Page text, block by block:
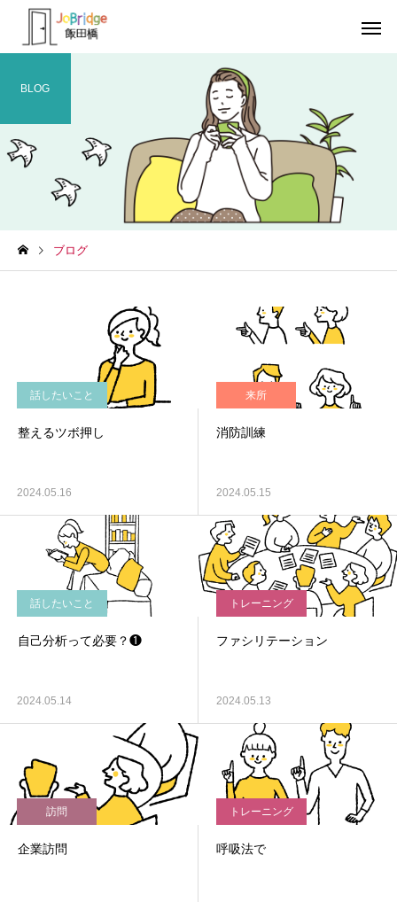
サービス案内 トレーニン
利用者の声 就労先・
トレーニング
働き続けるための土台
トレーニング
全力禁止のススメ
BLOG
ブログ
話したいこと
整えるツボ押し
2024.05.16
来所
消防訓練
2024.05.15
話したいこと
自己分析って必要？❶
2024.05.14
トレーニング
ファシリテーション
2024.05.13
訪問
企業訪問
トレーニング
呼吸法で